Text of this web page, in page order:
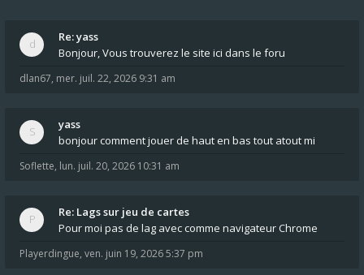
Re: yass
Bonjour, Vous trouverez le site ici dans le foru
dlan67, mer. juil. 22, 2026 9:31 am
yass
bonjour comment jouer de haut en bas tout atout mi
Soflette, lun. juil. 20, 2026 10:31 am
Re: Lags sur jeu de cartes
Pour moi pas de lag avec comme navigateur Chrome
Playerdingue, ven. juin 19, 2026 5:37 pm